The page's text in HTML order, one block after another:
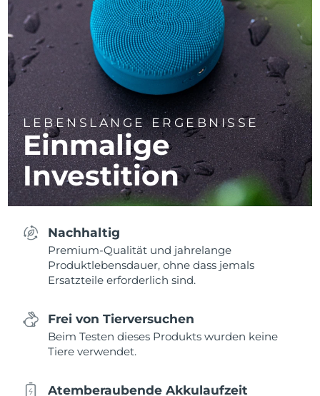
LEBENSLANGE ERGEBNISSE
Einmalige
Investition
Nachhaltig
Premium-Qualität und jahrelange
Produktlebensdauer, ohne dass jemals
Ersatzteile erforderlich sind.
Frei von Tierversuchen
Beim Testen dieses Produkts wurden keine
Tiere verwendet.
Atemberaubende Akkulaufzeit